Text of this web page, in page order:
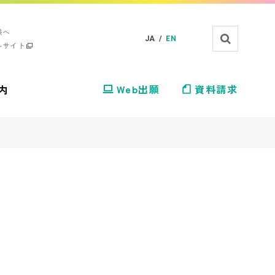
イト
JA / EN
Web出願 資料請求